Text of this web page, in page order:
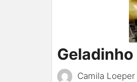
Camila Loeper